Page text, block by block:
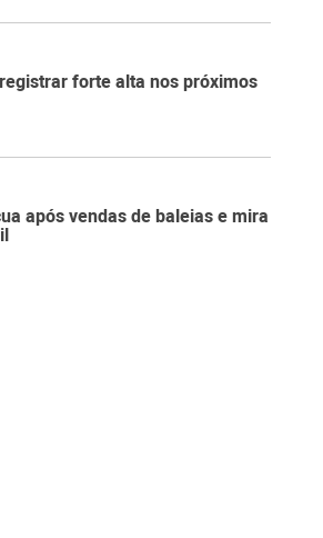
forte alta nos próximos
após vendas de baleias e mira